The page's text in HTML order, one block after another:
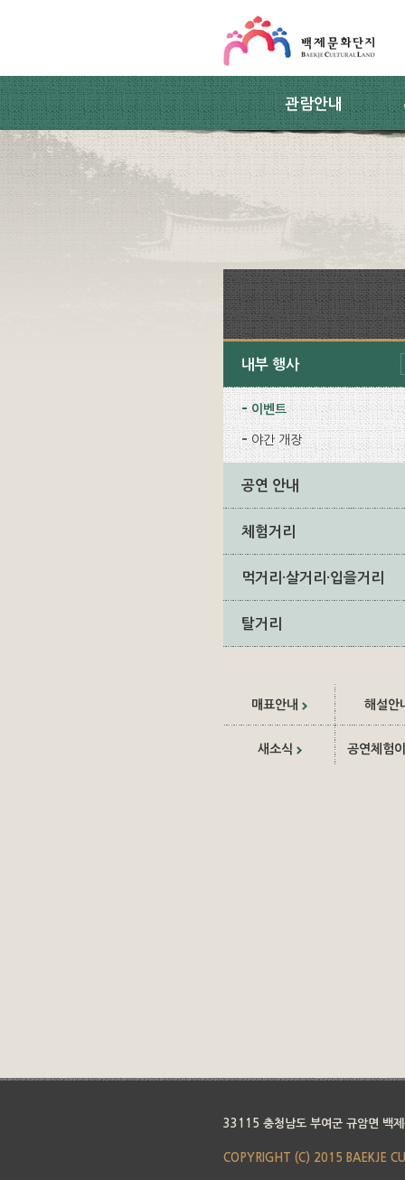
관람안내
내부 행사
이벤트
야간 개장
공연 안내
체험거리
먹거리·살거리·입을거리
탈거리
매표안내 해설안
새소식 공연체험
33115 충청남도 부여군 규암면 백
COPYRIGHT (C) 2015 BAEKJE